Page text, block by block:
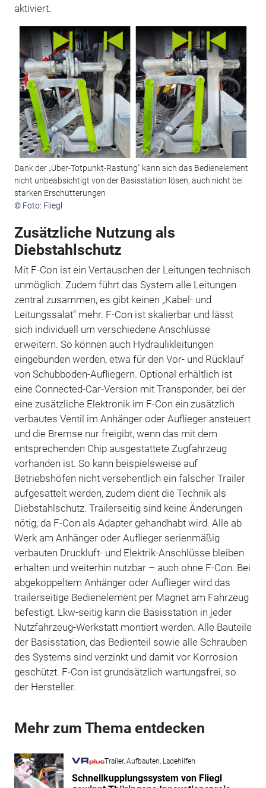
aktiviert.
Dank der „Über-Totpunkt-Rastung“ kann sich das Bedienelement
nicht unbeabsichtigt von der Basisstation lösen, auch nicht bei
starken Erschütterungen
© Foto: Fliegl
Zusätzliche Nutzung als
Diebstahlschutz
Mit F-Con ist ein Vertauschen der Leitungen technisch
unmöglich. Zudem führt das System alle Leitungen
zentral zusammen, es gibt keinen „Kabel- und
Leitungssalat“ mehr. F-Con ist skalierbar und lässt
sich individuell um verschiedene Anschlüsse
erweitern. So können auch Hydraulikleitungen
eingebunden werden, etwa für den Vor- und Rücklauf
von Schubboden-Aufliegern. Optional erhältlich ist
eine Connected-Car-Version mit Transponder, bei der
eine zusätzliche Elektronik im F-Con ein zusätzlich
verbautes Ventil im Anhänger oder Auflieger ansteuert
und die Bremse nur freigibt, wenn das mit dem
entsprechenden Chip ausgestattete Zugfahrzeug
vorhanden ist. So kann beispielsweise auf
Betriebshöfen nicht versehentlich ein falscher Trailer
aufgesattelt werden, zudem dient die Technik als
Diebstahlschutz. Trailerseitig sind keine Änderungen
nötig, da F-Con als Adapter gehandhabt wird. Alle ab
Werk am Anhänger oder Auflieger serienmäßig
verbauten Druckluft- und Elektrik-Anschlüsse bleiben
erhalten und weiterhin nutzbar – auch ohne F-Con. Bei
abgekoppeltem Anhänger oder Auflieger wird das
trailerseitige Bedienelement per Magnet am Fahrzeug
befestigt. Lkw-seitig kann die Basisstation in jeder
Nutzfahrzeug-Werkstatt montiert werden. Alle Bauteile
der Basisstation, das Bedienteil sowie alle Schrauben
des Systems sind verzinkt und damit vor Korrosion
geschützt. F-Con ist grundsätzlich wartungsfrei, so
der Hersteller.
Mehr zum Thema entdecken
Trailer, Aufbauten, Ladehilfen
Schnellkupplungssystem von Fliegl